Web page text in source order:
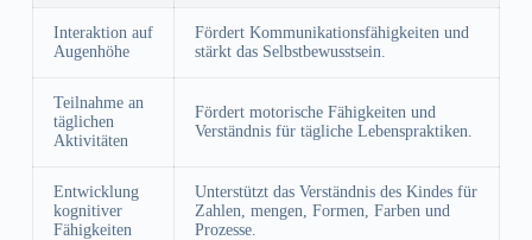
Interaktion auf
Augenhöhe
Fördert Kommunikationsfähigkeiten und
stärkt das Selbstbewusstsein.
Teilnahme an
täglichen
Aktivitäten
Fördert motorische Fähigkeiten und
Verständnis für tägliche Lebenspraktiken.
Entwicklung
kognitiver
Fähigkeiten
Unterstützt das Verständnis des Kindes für
Zahlen, mengen, Formen, Farben und
Prozesse.